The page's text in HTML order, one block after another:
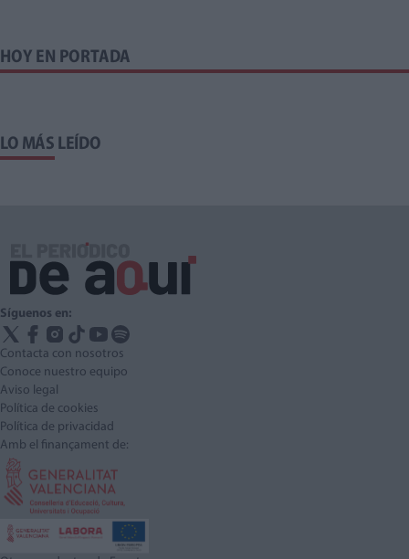
HOY EN PORTADA
LO MÁS LEÍDO
Síguenos en:
Contacta con nosotros
Conoce nuestro equipo
Aviso legal
Política de cookies
Política de privacidad
Amb el finançament de: